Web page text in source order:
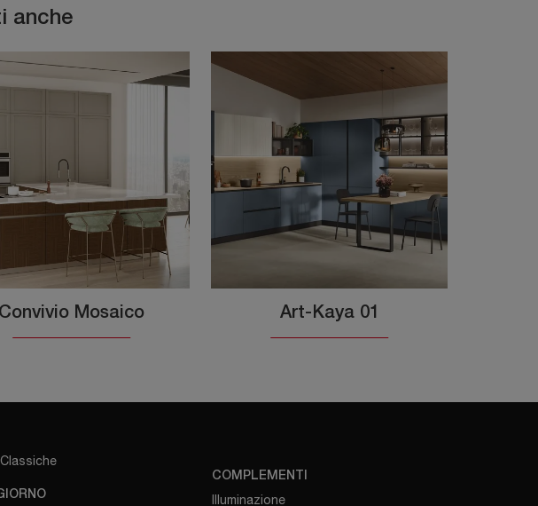
anche
Convivio Mosaico Art-Kaya 01
COMPLEMENTI
Illuminazione